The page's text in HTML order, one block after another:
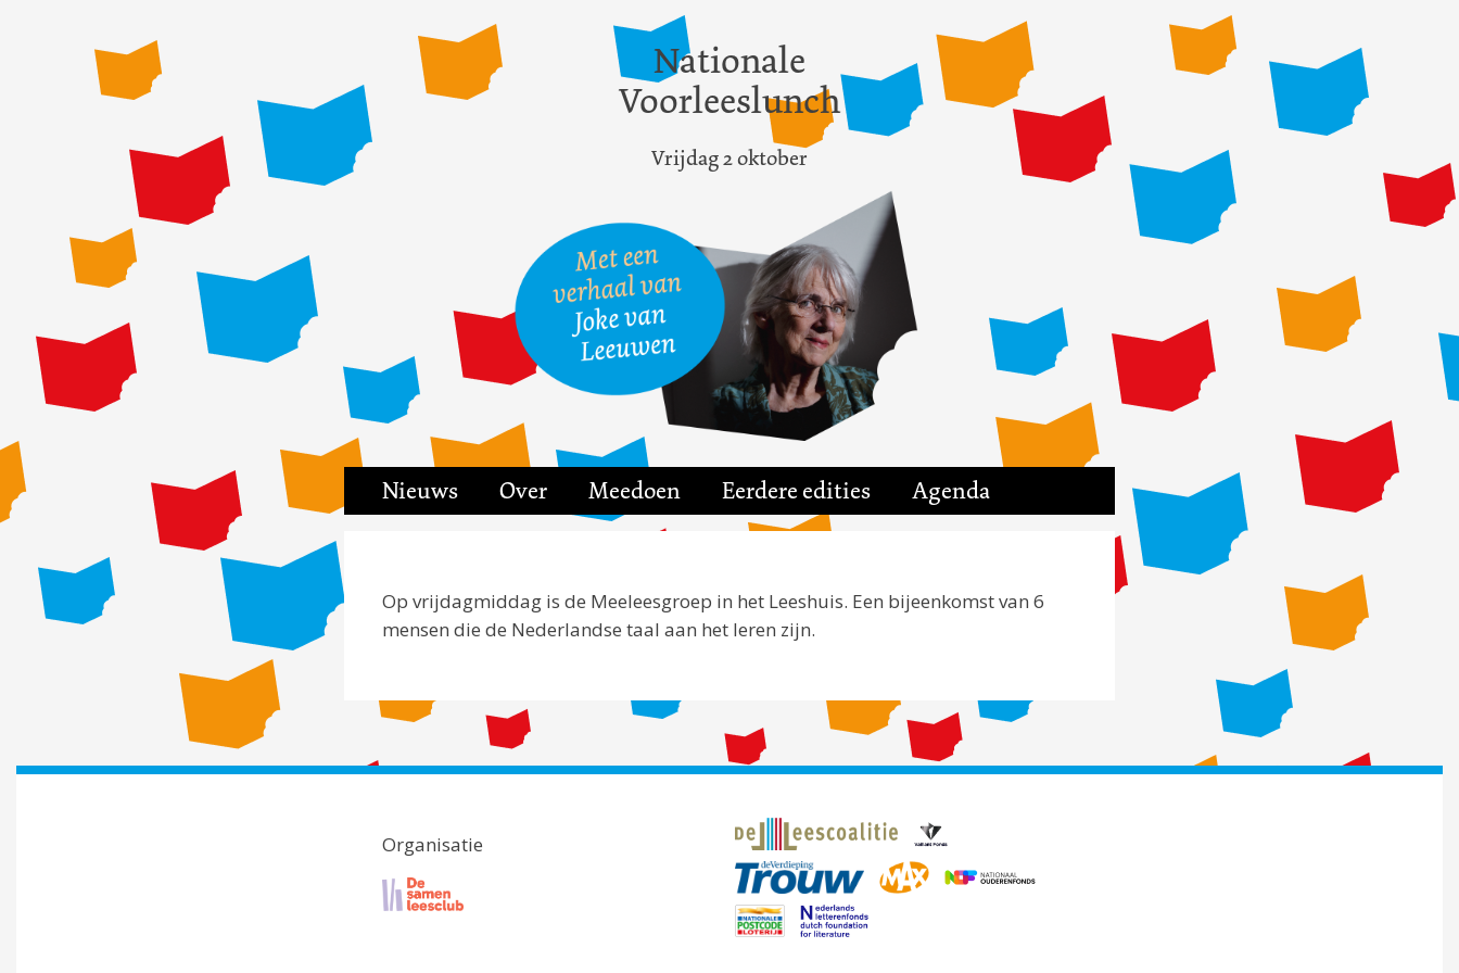
Nationale
Voorleeslunch
Vrijdag 2 oktober
Nieuws Over Meedoen Eerdere edities Agenda
Op vrijdagmiddag is de Meeleesgroep in het Leeshuis. Een bijeenkomst van 6
mensen die de Nederlandse taal aan het leren zijn.
Organisatie